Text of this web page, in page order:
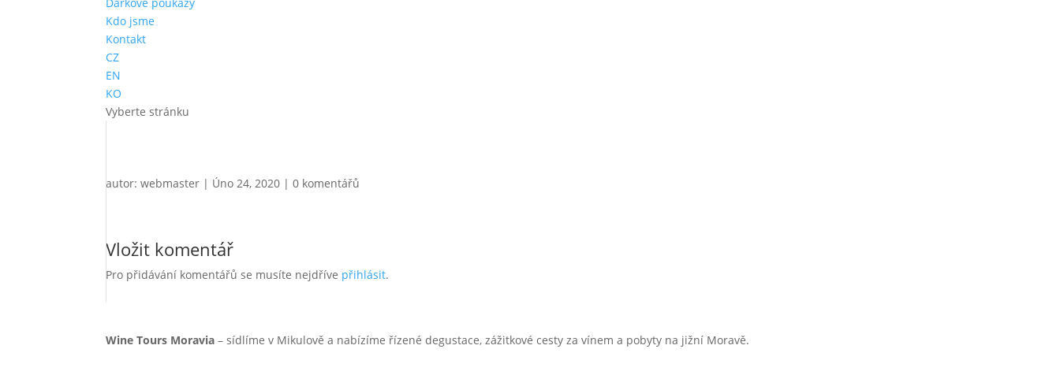
Kdo jsme
Kontakt
CZ
EN
KO
Vyberte stránku
autor:webmaster | Úno 24, 2020 |0 komentářů
Vložit komentář
Pro přidávání komentářů se musíte nejdříve přihlásit.
Wine Tours Moravia – sídlíme v Mikulově a nabízíme řízené degustace, zážitkové cesty za vínem a pobyty na jižní Moravě.